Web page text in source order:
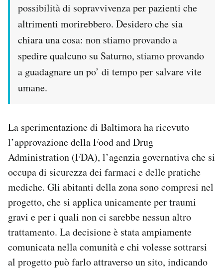
possibilità di sopravvivenza per pazienti che
altrimenti morirebbero. Desidero che sia
chiara una cosa: non stiamo provando a
spedire qualcuno su Saturno, stiamo provando
a guadagnare un po’ di tempo per salvare vite
umane.
La sperimentazione di Baltimora ha ricevuto
l’approvazione della Food and Drug
Administration (FDA), l’agenzia governativa che si
occupa di sicurezza dei farmaci e delle pratiche
mediche. Gli abitanti della zona sono compresi nel
progetto, che si applica unicamente per traumi
gravi e per i quali non ci sarebbe nessun altro
trattamento. La decisione è stata ampiamente
comunicata nella comunità e chi volesse sottrarsi
al progetto può farlo attraverso un sito, indicando